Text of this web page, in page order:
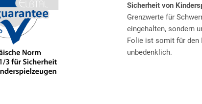
Sicherheit von
Grenzwerte für
eingehalten, sondern
Folie ist somit für den
unbedenklich.